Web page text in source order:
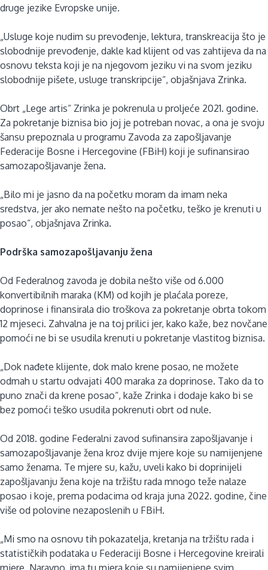
druge jezike Evropske unije.
„Usluge koje nudim su prevođenje, lektura, transkreacija što je
slobodnije prevođenje, dakle kad klijent od vas zahtijeva da na
osnovu teksta koji je na njegovom jeziku vi na svom jeziku
slobodnije pišete, usluge transkripcije“, objašnjava Zrinka.
Obrt „Lege artis“ Zrinka je pokrenula u proljeće 2021. godine.
Za pokretanje biznisa bio joj je potreban novac, a ona je svoju
šansu prepoznala u programu Zavoda za zapošljavanje
Federacije Bosne i Hercegovine (FBiH) koji je sufinansirao
samozapošljavanje žena.
„Bilo mi je jasno da na početku moram da imam neka
sredstva, jer ako nemate nešto na početku, teško je krenuti u
posao“, objašnjava Zrinka.
Podrška samozapošljavanju žena
Od Federalnog zavoda je dobila nešto više od 6.000
konvertibilnih maraka (KM) od kojih je plaćala poreze,
doprinose i finansirala dio troškova za pokretanje obrta tokom
12 mjeseci. Zahvalna je na toj prilici jer, kako kaže, bez novčane
pomoći ne bi se usudila krenuti u pokretanje vlastitog biznisa.
„Dok nađete klijente, dok malo krene posao, ne možete
odmah u startu odvajati 400 maraka za doprinose. Tako da to
puno znači da krene posao“, kaže Zrinka i dodaje kako bi se
bez pomoći teško usudila pokrenuti obrt od nule.
Od 2018. godine Federalni zavod sufinansira zapošljavanje i
samozapošljavanje žena kroz dvije mjere koje su namijenjene
samo ženama. Te mjere su, kažu, uveli kako bi doprinijeli
zapošljavanju žena koje na tržištu rada mnogo teže nalaze
posao i koje, prema podacima od kraja juna 2022. godine, čine
više od polovine nezaposlenih u FBiH.
„Mi smo na osnovu tih pokazatelja, kretanja na tržištu rada i
statističkih podataka u Federaciji Bosne i Hercegovine kreirali
mjere. Naravno, ima tu mjera koje su namijenjene svim